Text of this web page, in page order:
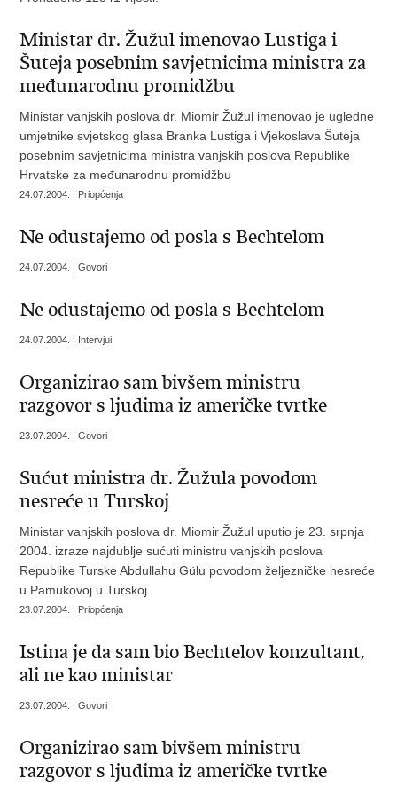
Ministar dr. Žužul imenovao Lustiga i
Šuteja posebnim savjetnicima ministra za
međunarodnu promidžbu
Ministar vanjskih poslova dr. Miomir Žužul imenovao je ugledne
umjetnike svjetskog glasa Branka Lustiga i Vjekoslava Šuteja
posebnim savjetnicima ministra vanjskih poslova Republike
Hrvatske za međunarodnu promidžbu
24.07.2004. | Priopćenja
Ne odustajemo od posla s Bechtelom
24.07.2004. | Govori
Ne odustajemo od posla s Bechtelom
24.07.2004. | Intervjui
Organizirao sam bivšem ministru
razgovor s ljudima iz američke tvrtke
23.07.2004. | Govori
Sućut ministra dr. Žužula povodom
nesreće u Turskoj
Ministar vanjskih poslova dr. Miomir Žužul uputio je 23. srpnja
2004. izraze najdublje sućuti ministru vanjskih poslova
Republike Turske Abdullahu Gülu povodom željezničke nesreće
u Pamukovoj u Turskoj
23.07.2004. | Priopćenja
Istina je da sam bio Bechtelov konzultant,
ali ne kao ministar
23.07.2004. | Govori
Organizirao sam bivšem ministru
razgovor s ljudima iz američke tvrtke